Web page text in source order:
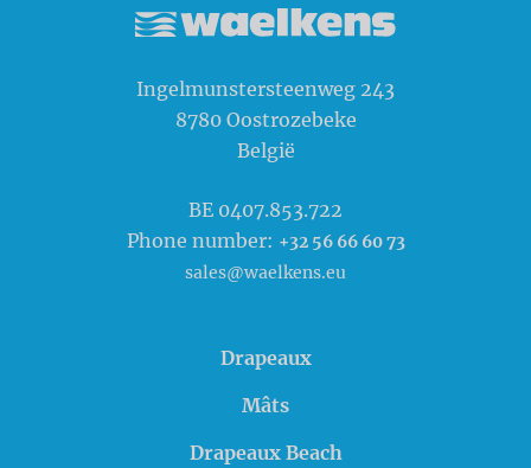
Ingelmunstersteenweg 243
8780 Oostrozebeke
België
BE 0407.853.722
Phone number: +32 56 66 60 73
sales@waelkens.eu
Drapeaux
Mâts
Drapeaux Beach